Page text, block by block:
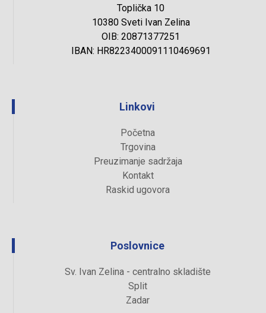
Toplička 10
10380 Sveti Ivan Zelina
OIB: 20871377251
IBAN: HR8223400091110469691
Linkovi
Početna
Trgovina
Preuzimanje sadržaja
Kontakt
Raskid ugovora
Poslovnice
Sv. Ivan Zelina - centralno skladište
Split
Zadar